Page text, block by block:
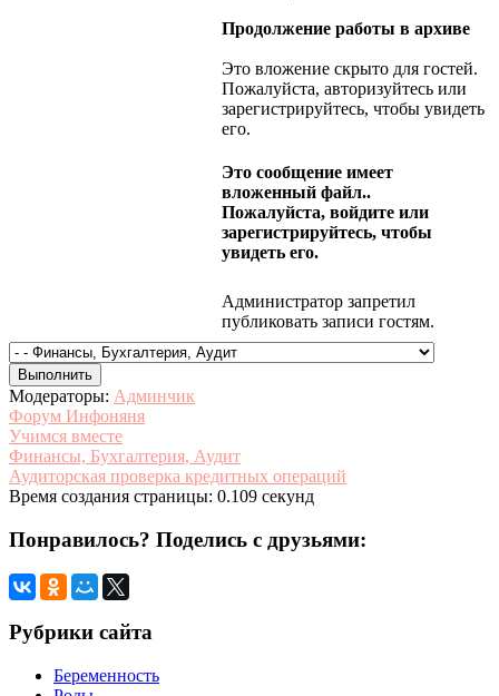
Продолжение работы в архиве
Это вложение скрыто для гостей.
Пожалуйста, авторизуйтесь или
зарегистрируйтесь, чтобы увидеть
его.
Это сообщение имеет
вложенный файл..
Пожалуйста, войдите или
зарегистрируйтесь, чтобы
увидеть его.
Администратор запретил
публиковать записи гостям.
Модераторы: Админчик
Форум Инфоняня
Учимся вместе
Финансы, Бухгалтерия, Аудит
Аудиторская проверка кредитных операций
Время создания страницы: 0.109 секунд
Понравилось? Поделись с друзьями:
Рубрики сайта
Беременность